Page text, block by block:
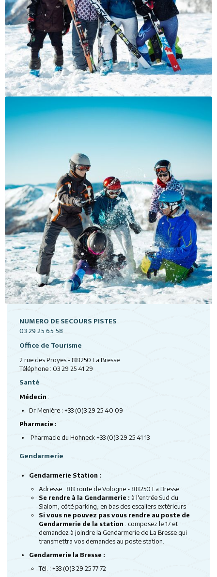
NUMERO DE SECOURS PISTES
03 29 25 65 58
Office de Tourisme
2 rue des Proyes - 88250 La Bresse
Téléphone : 03 29 25 41 29
Santé
Médecin :
Dr Menière : +33 (0)3 29 25 40 09
Pharmacie :
Pharmacie du Hohneck +33 (0)3 29 25 41 13
Gendarmerie
Gendarmerie Station :
Adresse : 88 route de Vologne - 88250 La Bresse
Se rendre à la Gendarmerie : à l'entrée Sud du
Slalom, côté parking, en bas des escaliers extérieurs
Si vous ne pouvez pas vous rendre au poste de
Gendarmerie de la station : composez le 17 et
demandez à joindre la Gendarmerie de La Bresse qui
transmettra vos demandes au poste station.
Gendarmerie la Bresse :
Tél. : +33 (0)3 29 25 77 72